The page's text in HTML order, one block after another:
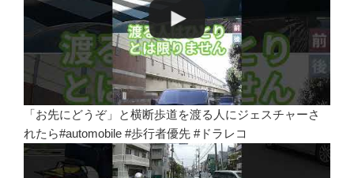
「お先にどうぞ」と横断歩道を渡る人にジェスチャーさ
れたら#automobile #歩行者優先 #ドラレコ